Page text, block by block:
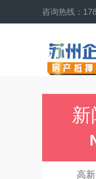
咨询热线：
新
高